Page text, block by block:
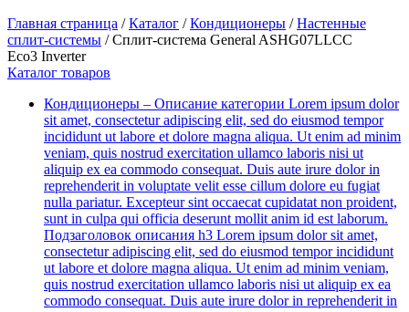
Главная страница /Каталог /Кондиционеры /Настенные
сплит-системы /Сплит-система General ASHG07LLCC
Eco3 Inverter
Каталог товаров
Кондиционеры – Описание категории Lorem ipsum dolor
sit amet, consectetur adipiscing elit, sed do eiusmod tempor
incididunt ut labore et dolore magna aliqua. Ut enim ad minim
veniam, quis nostrud exercitation ullamco laboris nisi ut
aliquip ex ea commodo consequat. Duis aute irure dolor in
reprehenderit in voluptate velit esse cillum dolore eu fugiat
nulla pariatur. Excepteur sint occaecat cupidatat non proident,
sunt in culpa qui officia deserunt mollit anim id est laborum.
Подзаголовок описания h3 Lorem ipsum dolor sit amet,
consectetur adipiscing elit, sed do eiusmod tempor incididunt
ut labore et dolore magna aliqua. Ut enim ad minim veniam,
quis nostrud exercitation ullamco laboris nisi ut aliquip ex ea
commodo consequat. Duis aute irure dolor in reprehenderit in